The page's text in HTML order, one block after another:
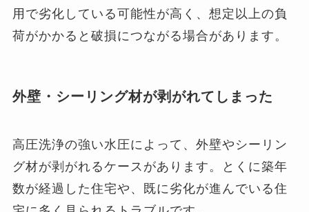
用で劣化している可能性が高く、想定以上の負
荷がかかると破損につながる場合があります。
外壁・シーリング材が剥がれてしまった
高圧洗浄の強い水圧によって、外壁やシーリン
グ材が剥がれるケースがあります。とくに築年
数が経過した住宅や、既に劣化が進んでいる住